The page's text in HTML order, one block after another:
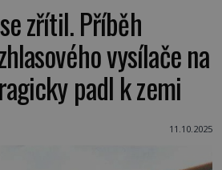
zřítil. Příběh
vysílače na
padl k zemi
11.10.2025